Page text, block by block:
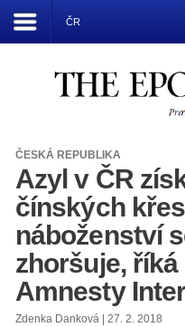
ČR
ČESKÁ REPUBLIKA
Azyl v ČR
čínských
náboženství
zhoršuje,
Amnesty
Zdenka Danková | 27. 2. 2018